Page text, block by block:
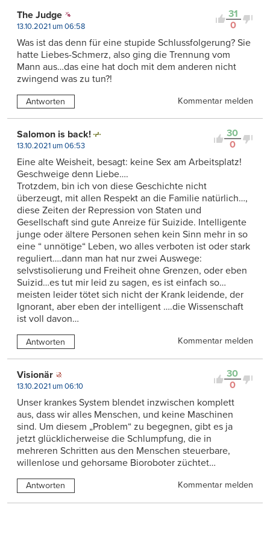
31
0
The Judge
13.10.2021 um 06:58
Was ist das denn für eine stupide Schlussfolgerung? Sie
hatte Liebes-Schmerz, also ging die Trennung vom
Mann aus…das eine hat doch mit dem anderen nicht
zwingend was zu tun?!
Antworten Kommentar melden
30
0
Salomon is back!
13.10.2021 um 06:53
Eine alte Weisheit, besagt: keine Sex am Arbeitsplatz!
Geschweige denn Liebe….
Trotzdem, bin ich von diese Geschichte nicht
überzeugt, mit allen Respekt an die Familie natürlich…,
diese Zeiten der Repression von Staten und
Gesellschaft sind gute Anreize für Suizide. Intelligente
junge oder ältere Personen sehen kein Sinn mehr in so
eine “ unnötige“ Leben, wo alles verboten ist oder stark
reguliert….dann man hat nur zwei Auswege:
selvstisolierung und Freiheit ohne Grenzen, oder eben
Suizid…es tut mir leid zu sagen, es ist einfach so…
meisten leider tötet sich nicht der Krank leidende, der
Ignorant, aber eben der intelligent ….die Wissenschaft
ist voll davon…
Antworten Kommentar melden
30
0
Visionär
13.10.2021 um 06:10
Unser krankes System blendet inzwischen komplett
aus, dass wir alles Menschen, und keine Maschinen
sind. Um diesem „Problem“ zu begegnen, gibt es ja
jetzt glücklicherweise die Schlumpfung, die in
mehreren Schritten aus den Menschen steuerbare,
willenlose und gehorsame Bioroboter züchtet…
Antworten Kommentar melden